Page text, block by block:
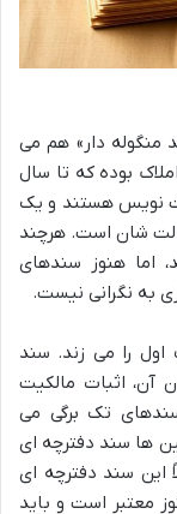
منگوله دار» هم می
بوده که تا سال
نویس هستند و یک
شان است. هرچند
اما هنوز سندهای
به نگرانی نیست.
را می زند. سند
آن، اثبات مالکیت
تک برگی می
ها سند دفترچه ای
این سند دفترچه ای
معتبر است و باید